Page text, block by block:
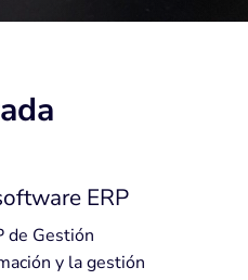
ERP
de Gestión
y la gestión